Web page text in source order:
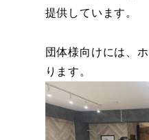
提供しています。
団体様向けには、
ります。